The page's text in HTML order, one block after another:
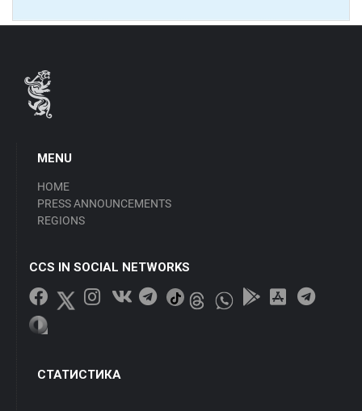
MENU
HOME
PRESS ANNOUNCEMENTS
REGIONS
CCS IN SOCIAL NETWORKS
СТАТИСТИКА